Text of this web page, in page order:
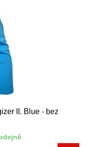
II. Blue - bez